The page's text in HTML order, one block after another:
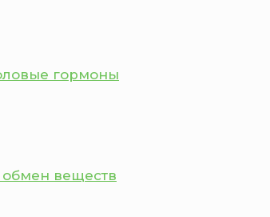
гормоны
веществ